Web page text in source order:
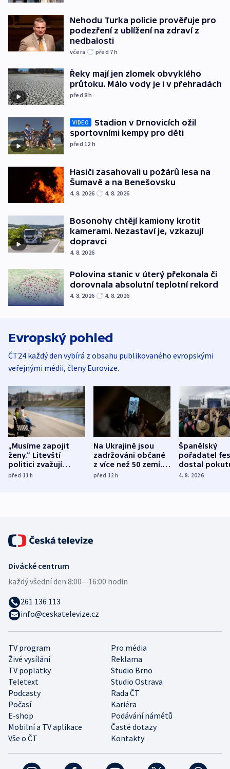
Nehodu Turka policie prověřuje pro
podezření z ublížení na zdraví z
nedbalosti
včera před 7h
Řeky mají jen zlomek obvyklého
průtoku. Málo vody je i v přehradách
před 8h
VIDEO
Stadion v Drnovicích ožil
sportovními kempy pro děti
před 12 h
Hasiči zasahovali u požárů lesa na
Šumavě a na Benešovsku
4. 8. 2026 4. 8. 2026
Bosonohy chtějí kamiony krotit
kamerami. Nezastaví je, vzkazují
dopravci
4. 8. 2026
Polovina stanic v úterý překonala či
dorovnala absolutní teplotní rekord
4. 8. 2026 4. 8. 2026
Evropský pohled
ČT24 každý den vybírá z obsahu publikovaného evropskými
veřejnými médii, členy Eurovize.
„Musíme zapojit
ženy.“ Litevští
politici zvažují
dohodu o
před 11h
Na Ukrajině jsou
zadržováni občané
z více než 50 zemí.
Bojovali na straně
před 12h
Španělský
pořadatel
dostal
nekalé
4. 8. 2026
TV program
Pro média
Živé vysílání
Reklama
TV poplatky
Studio Brno
Teletext
Studio Ostrava
Podcasty
Rada ČT
Počasí
Kariéra
E-shop
Podávání námětů
Mobilní a TV aplikace
Časté dotazy
Vše o ČT
Kontakty
Divácké centrum
každý všední den:8:00—16:00 hodin
261 136 113
info@ceskatelevize.cz